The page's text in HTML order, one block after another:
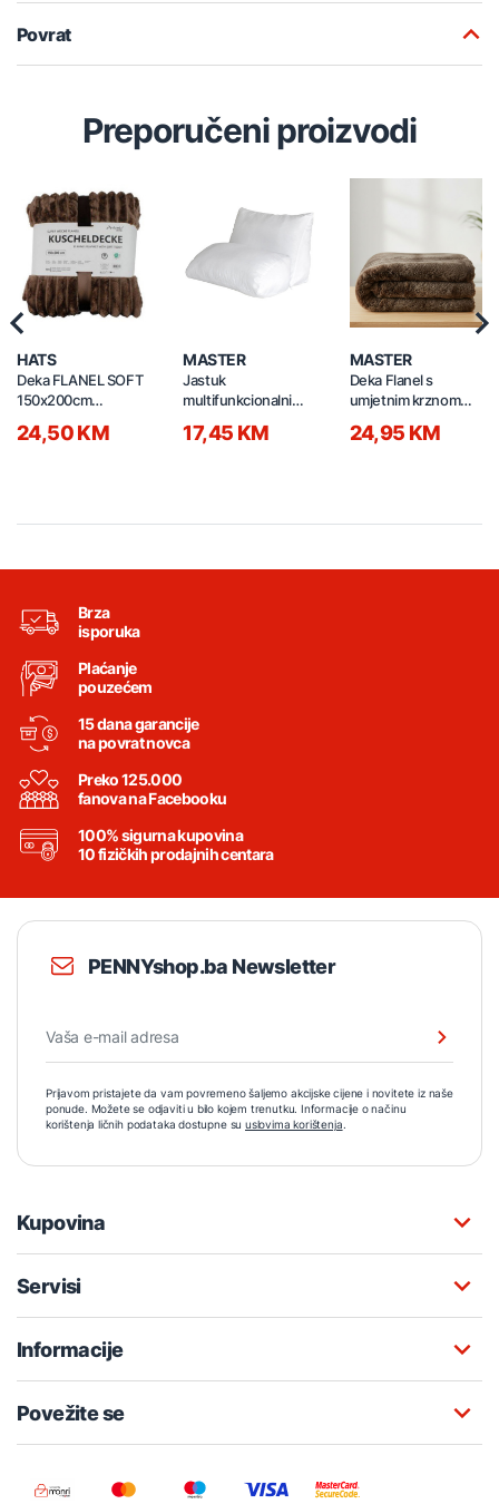
Povrat
Preporučeni proizvodi
HATS
Deka FLANEL SOFT
150x200cm
24,50 KM
MASTER
Jastuk
multifunkcionalni
17,45 KM
MASTER
Deka Flanel s
umjetnim krznom
38# smeđa
24,95 KM
Brza
isporuka
Plaćanje
pouzećem
15 dana garancije
na povrat novca
Preko 125.000
fanova na Facebooku
100% sigurna kupovina
10 fizičkih prodajnih centara
PENNYshop.ba Newsletter
Prijavom pristajete da vam povremeno šaljemo akcijske cijene i novitete iz naše
ponude. Možete se odjaviti u bilo kojem trenutku. Informacije o načinu
korištenja ličnih podataka dostupne su uslovima korištenja.
Kupovina
Servisi
Informacije
Povežite se